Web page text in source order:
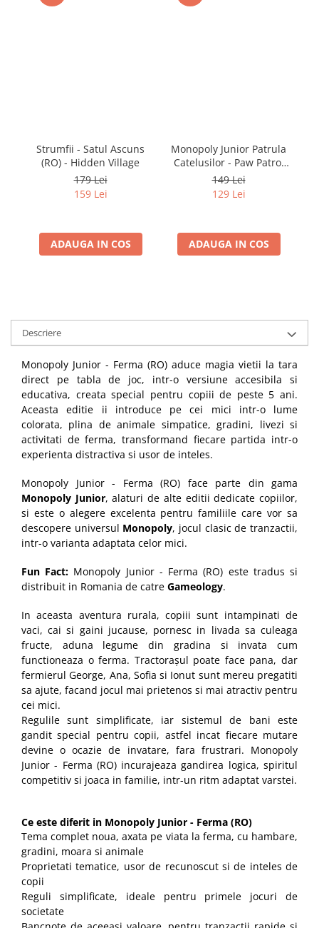
Strumfii - Satul Ascuns
(RO) - Hidden Village
179 Lei
159 Lei
ADAUGA IN COS
Monopoly Junior Patrula
Catelusilor - Paw Patrol
(RO)
149 Lei
129 Lei
ADAUGA IN COS
Descriere
Monopoly Junior - Ferma (RO) aduce magia vietii la tara
direct pe tabla de joc, intr-o versiune accesibila si
educativa, creata special pentru copiii de peste 5 ani.
Aceasta editie ii introduce pe cei mici intr-o lume
colorata, plina de animale simpatice, gradini, livezi si
activitati de ferma, transformand fiecare partida intr-o
experienta distractiva si usor de inteles.
Monopoly Junior - Ferma (RO) face parte din gama
Monopoly Junior, alaturi de alte editii dedicate copiilor,
si este o alegere excelenta pentru familiile care vor sa
descopere universul Monopoly, jocul clasic de tranzactii,
intr-o varianta adaptata celor mici.
Fun Fact: Monopoly Junior - Ferma (RO) este tradus si
distribuit in Romania de catre Gameology.
In aceasta aventura rurala, copiii sunt intampinati de
vaci, cai si gaini jucause, pornesc in livada sa culeaga
fructe, aduna legume din gradina si invata cum
functioneaza o ferma. Tractorașul poate face pana, dar
fermierul George, Ana, Sofia si Ionut sunt mereu pregatiti
sa ajute, facand jocul mai prietenos si mai atractiv pentru
cei mici.
Regulile sunt simplificate, iar sistemul de bani este
gandit special pentru copii, astfel incat fiecare mutare
devine o ocazie de invatare, fara frustrari. Monopoly
Junior - Ferma (RO) incurajeaza gandirea logica, spiritul
competitiv si joaca in familie, intr-un ritm adaptat varstei.
Ce este diferit in Monopoly Junior - Ferma (RO)
Tema complet noua, axata pe viata la ferma, cu hambare,
gradini, moara si animale
Proprietati tematice, usor de recunoscut si de inteles de
copii
Reguli simplificate, ideale pentru primele jocuri de
societate